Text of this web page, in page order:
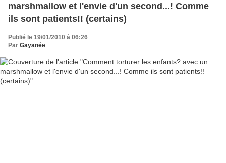
marshmallow et l'envie d'un second...! Comme
ils sont patients!! (certains)
Publié le 19/01/2010 à 06:26
Par Gayanée